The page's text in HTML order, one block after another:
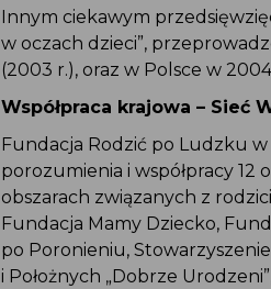
Innym ciekawym
w oczach dzieci”,
(2003 r.), oraz w Polsce w
Współpraca krajowa – Sieć
Fundacja Rodzić po Ludzku
porozumienia i współpracy 12
obszarach związanych z
Fundacja Mamy Dziecko,
po Poronieniu,
i Położnych „Dobrze